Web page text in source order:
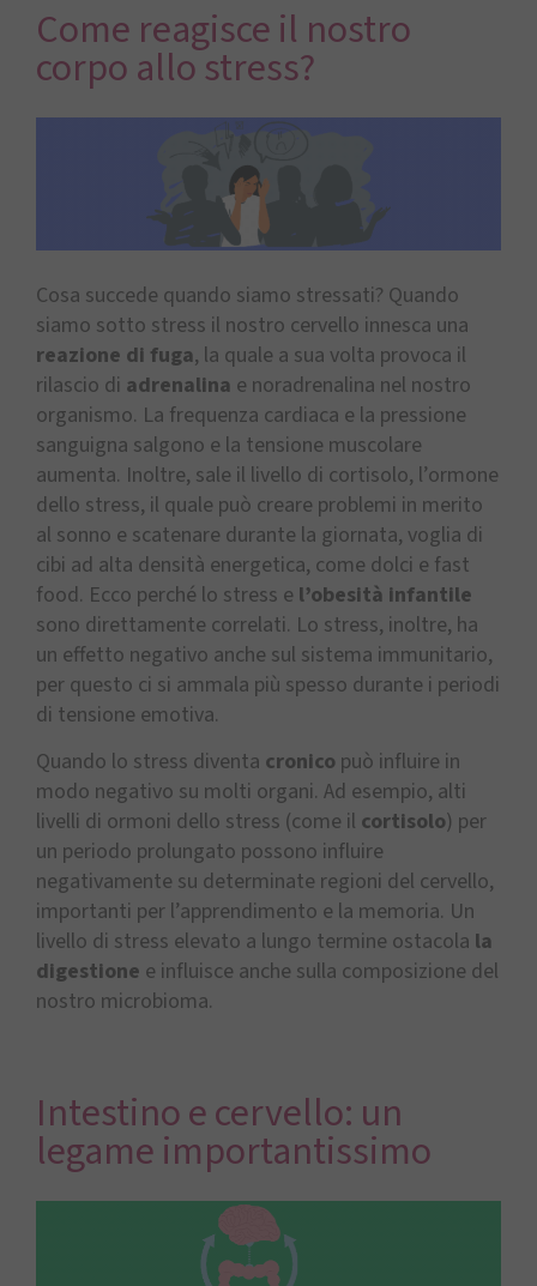
Come reagisce il nostro
corpo allo stress?
Cosa succede quando siamo stressati? Quando
siamo sotto stress il nostro cervello innesca una
reazione di fuga, la quale a sua volta provoca il
rilascio di adrenalina e noradrenalina nel nostro
organismo. La frequenza cardiaca e la pressione
sanguigna salgono e la tensione muscolare
aumenta. Inoltre, sale il livello di cortisolo, l’ormone
dello stress, il quale può creare problemi in merito
al sonno e scatenare durante la giornata, voglia di
cibi ad alta densità energetica, come dolci e fast
food. Ecco perché lo stress e l’obesità infantile
sono direttamente correlati. Lo stress, inoltre, ha
un effetto negativo anche sul sistema immunitario,
per questo ci si ammala più spesso durante i periodi
di tensione emotiva.
Quando lo stress diventa cronico può influire in
modo negativo su molti organi. Ad esempio, alti
livelli di ormoni dello stress (come il cortisolo) per
un periodo prolungato possono influire
negativamente su determinate regioni del cervello,
importanti per l’apprendimento e la memoria. Un
livello di stress elevato a lungo termine ostacola la
digestione e influisce anche sulla composizione del
nostro microbioma.
Intestino e cervello: un
legame importantissimo